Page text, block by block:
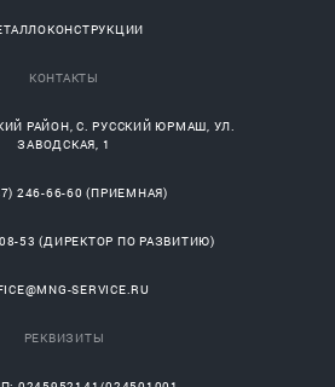
КОНТАКТЫ
РАЙОН, С.РУССКИЙ ЮРМАШ, УЛ.
ЗАВОДСКАЯ, 1
246-66-60 (ПРИЕМНАЯ)
53 (ДИРЕКТОР ПО РАЗВИТИЮ)
SERVICE.RU
РЕКВИЗИТЫ